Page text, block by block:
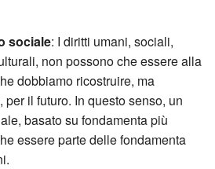
sociale: I diritti umani, sociali,
non possono che essere alla
dobbiamo ricostruire, ma
per il futuro. In questo senso, un
basato su fondamenta più
essere parte delle fondamenta